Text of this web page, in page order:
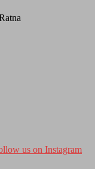
us on Instagram